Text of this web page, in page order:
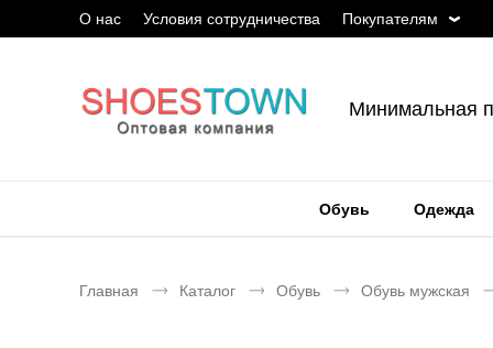
О нас Условия сотрудничества Покупателям
Минимальная
Обувь Одежда
Главная Каталог Обувь Обувь мужская